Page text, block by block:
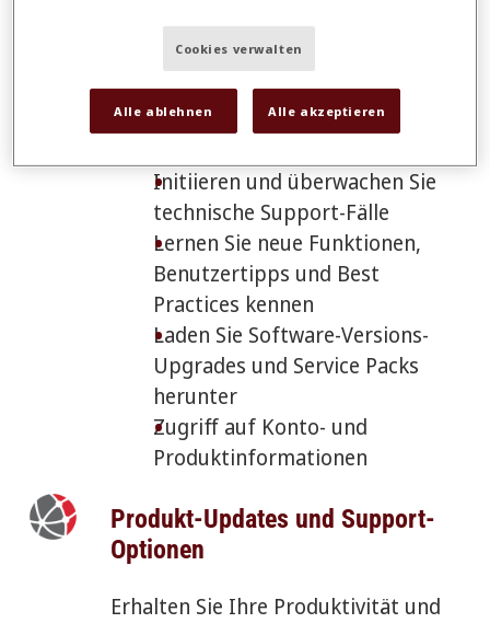
Fragen Sie SigmaNEST Copilot
nach KI-gestützter Anleitung
und Fehlerbehebung in 21
Sprachen - wann immer Sie sie
Initiieren und überwachen Sie
technische Support-Fälle
Lernen Sie neue Funktionen,
Benutzertipps und Best
Practices kennen
Laden Sie Software-Versions-
Upgrades und Service Packs
herunter
Zugriff auf Konto- und
Produktinformationen
Produkt-Updates und Support-
Optionen
Erhalten Sie Ihre Produktivität und
Cookies verwalten
Alle ablehnen Alle akzeptieren